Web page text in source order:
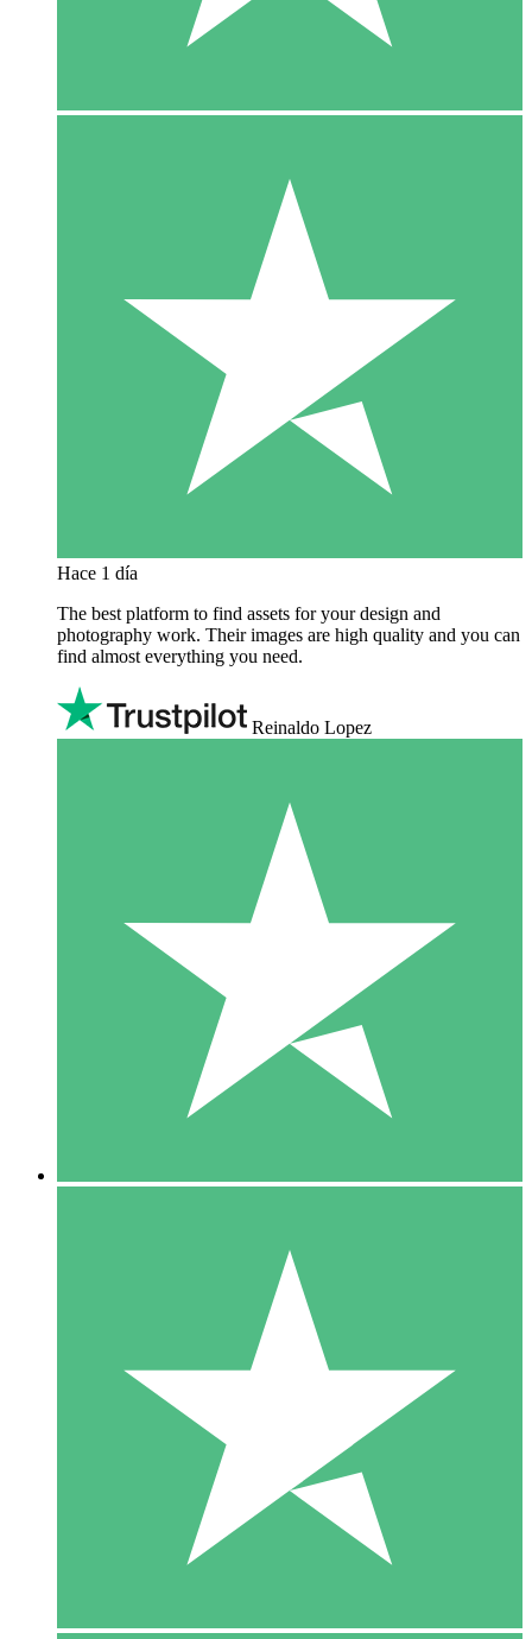
Hace 1 día
The best platform to find assets for your design and
photography work. Their images are high quality and you can
find almost everything you need.
Reinaldo Lopez